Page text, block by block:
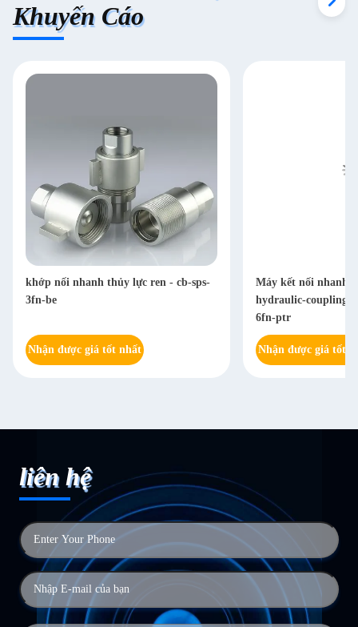
Khuyến Cáo
khớp nối nhanh thủy lực ren - cb-sps-
3fn-be
Nhận được giá tốt nhất
Máy kết nối nhanh
hydraulic-coupling-
6fn-ptr
Nhận được giá tốt
liên hệ